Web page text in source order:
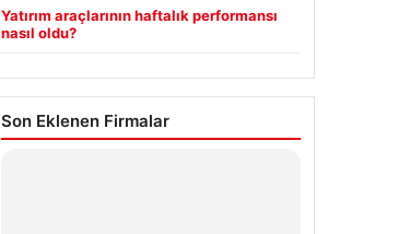
Yatırım araçlarının haftalık performansı
nasıl oldu?
Son Eklenen Firmalar